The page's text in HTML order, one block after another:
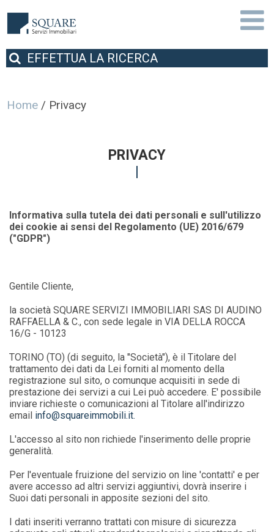
EFFETTUA LA RICERCA
Home / Privacy
PRIVACY
Informativa sulla tutela dei dati personali e sull'utilizzo
dei cookie ai sensi del Regolamento (UE) 2016/679
("GDPR")
Gentile Cliente,
la società SQUARE SERVIZI IMMOBILIARI SAS DI AUDINO
RAFFAELLA & C., con sede legale in VIA DELLA ROCCA
16/G - 10123
TORINO (TO) (di seguito, la "Società"), è il Titolare del
trattamento dei dati da Lei forniti al momento della
registrazione sul sito, o comunque acquisiti in sede di
prestazione dei servizi a cui Lei può accedere. E' possibile
inviare richieste o comunicazioni al Titolare all'indirizzo
email info@squareimmobili.it.
L'accesso al sito non richiede l'inserimento delle proprie
generalità.
Per l'eventuale fruizione del servizio on line 'contatti' e per
avere accesso ad altri servizi aggiuntivi, dovrà inserire i
Suoi dati personali in apposite sezioni del sito.
I dati inseriti verranno trattati con misure di sicurezza